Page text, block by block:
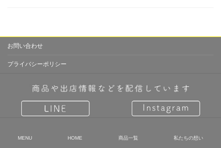
お問い合わせ
プライバシーポリシー
Instagram
Facebook
MENU HOME 商品一覧 私たちの想い